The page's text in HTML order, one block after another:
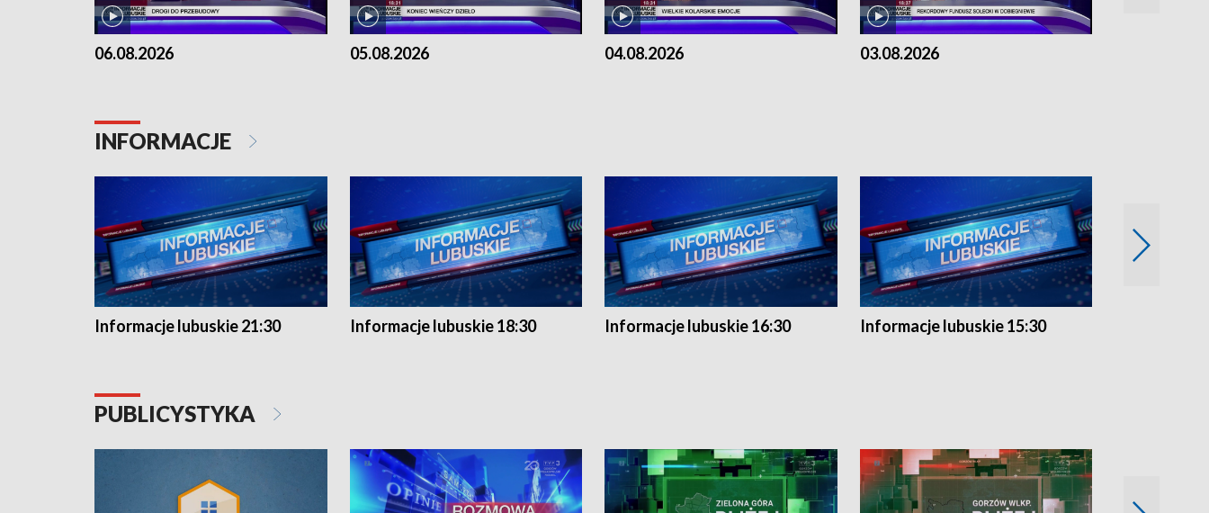
06.08.2026 05.08.2026 04.08.2026 03.08.2026
INFORMACJE
Informacje lubuskie 21:30 Informacje lubuskie 18:30 Informacje lubuskie 16:30 Informacje lubuskie 15:30
PUBLICYSTYKA